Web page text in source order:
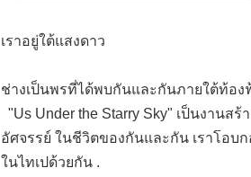
เราอยู่ใต้แสงดาว
ช่างเป็นพรที่ได้พบกันและกันภายใต้ท้อง
"Us Under the Starry Sky" เป็นงาน
อัศจรรย์ ในชีวิตของกันและกัน เราโอ
ในไทเปด้วยกัน .